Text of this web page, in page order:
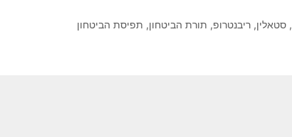
, סטאלין, ריבנטרופ, תורת הביטחון, תפיסת הביטחון